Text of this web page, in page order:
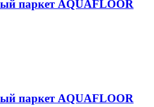
паркет AQUAFLOOR
паркет AQUAFLOOR